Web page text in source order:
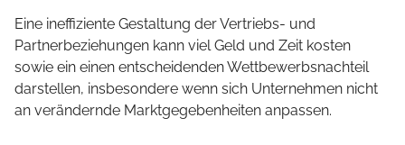
Eine ineffiziente Gestaltung der Vertriebs- und
Partnerbeziehungen kann viel Geld und Zeit kosten
sowie ein einen entscheidenden Wettbewerbsnachteil
darstellen, insbesondere wenn sich Unternehmen nicht
an verändernde Marktgegebenheiten anpassen.